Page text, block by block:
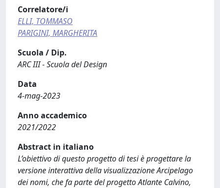
Correlatore/i
ELLI, TOMMASO
PARIGINI, MARGHERITA
Scuola / Dip.
ARC III - Scuola del Design
Data
4-mag-2023
Anno accademico
2021/2022
Abstract in italiano
L’obiettivo di questo progetto di tesi è progettare la
versione interattiva della visualizzazione Arcipelago
dei nomi, che fa parte del progetto Atlante Calvino,